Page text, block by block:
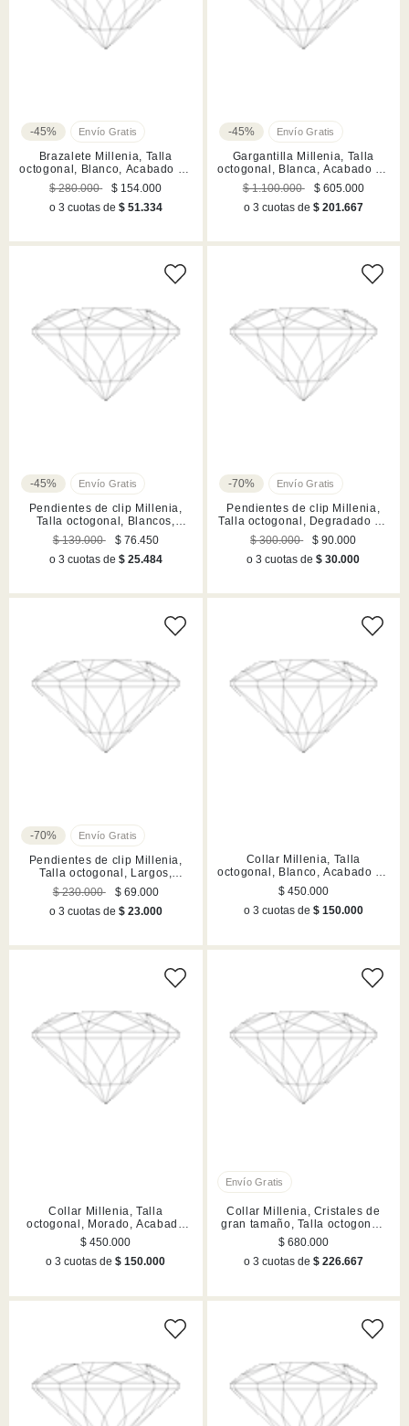
-45%
Brazalete Millenia, Talla
octogonal, Blanco, Acabado en
rodio
$ 280.000
$ 154.000
o 3 cuotas de $ 51.334
-45%
Gargantilla Millenia, Talla
octogonal, Blanca, Acabado en
rodio
$ 1.100.000
$ 605.000
o 3 cuotas de $ 201.667
-45%
Pendientes de clip Millenia,
Talla octogonal, Blancos,
Acabado en rodio
$ 139.000
$ 76.450
o 3 cuotas de $ 25.484
-70%
Pendientes de clip Millenia,
Talla octogonal, Degradado de
color, Largos, Azules, Acabado
en rodio
$ 300.000
$ 90.000
o 3 cuotas de$ 30.000
-70%
Pendientes de clip Millenia,
Talla octogonal, Largos,
Blancos, Acabado en rodio
$ 230.000
$ 69.000
o 3 cuotas de $ 23.000
Collar Millenia, Talla
octogonal, Blanco, Acabado en
rodio
$ 450.000
o 3 cuotas de $ 150.000
Collar Millenia, Talla
octogonal, Morado, Acabado
en tono oro
$ 450.000
o 3 cuotas de$ 150.000
Collar Millenia, Cristales de
gran tamaño, Talla octogonal,
Morado, Acabado en tono oro
$ 680.000
o 3 cuotas de $ 226.667